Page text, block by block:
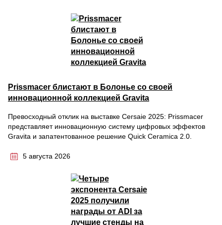
Prissmacer блистают в Болонье со своей
инновационной коллекцией Gravita
Превосходный отклик на выставке Cersaie 2025: Prissmacer
представляет инновационную систему цифровых эффектов
Gravita и запатентованное решение Quick Ceramica 2.0.
5 августа 2026